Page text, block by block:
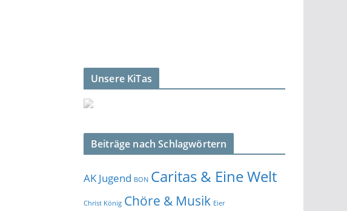
Unsere KiTas
Beiträge nach Schlagwörtern
AK Jugend BON Caritas & Eine Welt
Christ König Chöre & Musik Eier